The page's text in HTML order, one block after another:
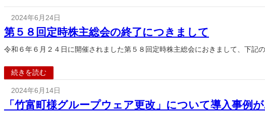
2024年6月24日
第５８回定時株主総会の終了につきまして
令和６年６月２４日に開催されました第５８回定時株主総会におきまして、下記
続きを読む
2024年6月14日
「竹富町様グループウェア更改」について導入事例